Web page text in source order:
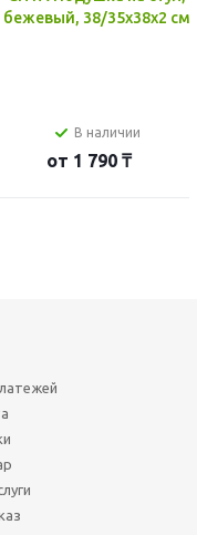
бежевый, 38/35x38x2 см
В наличии
от 1 790 ₸